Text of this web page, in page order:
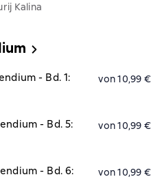
Kalina
- Bd. 1:
von 10,99 €
- Bd. 5:
von 10,99 €
- Bd. 6: von 10,99 €